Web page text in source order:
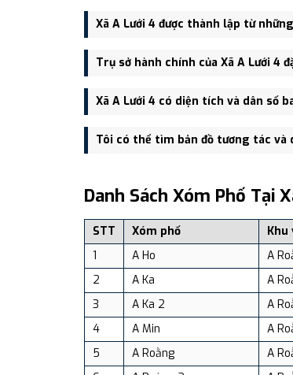
Xã A Lưới 4 được thành lập từ
Xã A Lưới 4 được thành lập trên cơ sở
Trụ sở hành chính của Xã A Lưới 4
Trụ sở hành chính mới của Xã A Lưới 4
thông.
Xã A Lưới 4 có diện tích và dân số
Xã A Lưới 4 có Diện tích: 233.65 km²,
Tôi có thể tìm bản đồ tương tác và
dịch vụ và du lịch uy tín tại Việt Nam.
Danh Sách Xóm Phố Tại
STT Xóm phố Khu
1
A Ho A
2
A Ka A
3
A Ka 2 A
4
A Min A
5
A Roằng A